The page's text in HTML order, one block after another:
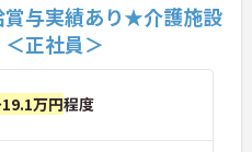
賞与実績あり★介護施設
正社員＞
万円程度